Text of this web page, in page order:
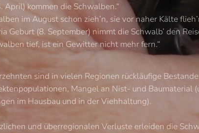
April) kommen die Schwalben.“
im August schon zieh’n, sie vor naher Kälte
Geburt (8. September) nimmt die Schwalb’ den
tief, ist ein Gewitter nicht mehr fern.“
sind in vielen Regionen rückläufige
Mangel an Nist- und
im Hausbau und in der Viehhaltung).
und überregionalen Verluste erleiden die